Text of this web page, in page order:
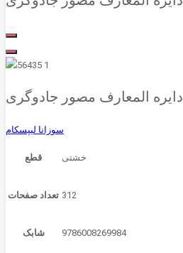
دایره المعارف مصور جادوگری
سوزانا لیپسکام
قطع
تعداد صفحات 312
شابک 9786008269984